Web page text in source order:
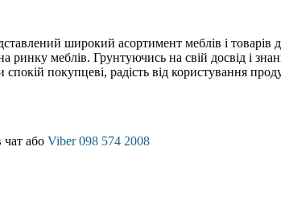
широкий асортимент меблів і товарів
меблів. Грунтуючись на свій досвід і
покупцеві, радість від користування
чат або Viber 098 574 2008